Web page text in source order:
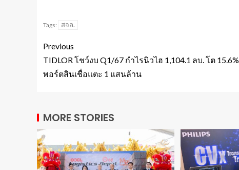
Tags: สจล.
Previous
TIDLOR โชว์งบ Q1/67 กำไรนิวไฮ 1,104.1 ลบ. โต 15.6%
พอร์ตสินเชื่อแตะ 1 แสนล้าน
MORE STORIES